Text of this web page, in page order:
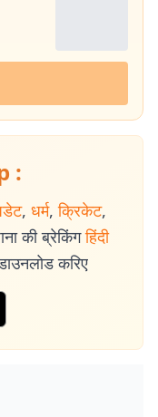
:
, धर्म, क्रिकेट,
की ब्रेकिंग हिंदी
करिए